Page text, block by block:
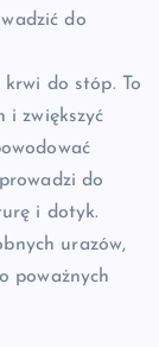
do
do stóp. To
i zwiększyć
do
i dotyk.
urazów,
poważnych